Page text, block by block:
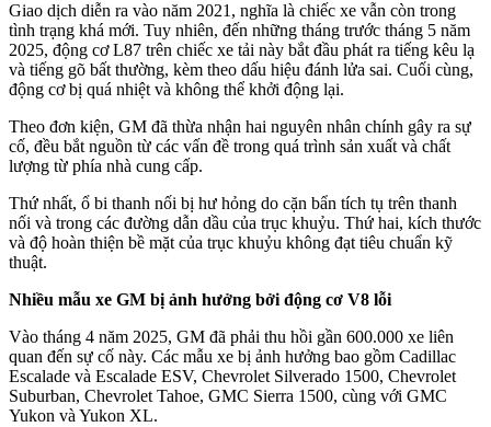
Giao dịch diễn ra vào năm 2021, nghĩa là chiếc xe vẫn còn trong
tình trạng khá mới. Tuy nhiên, đến những tháng trước tháng 5 năm
2025, động cơ L87 trên chiếc xe tải này bắt đầu phát ra tiếng kêu lạ
và tiếng gõ bất thường, kèm theo dấu hiệu đánh lửa sai. Cuối cùng,
động cơ bị quá nhiệt và không thể khởi động lại.
Theo đơn kiện, GM đã thừa nhận hai nguyên nhân chính gây ra sự
cố, đều bắt nguồn từ các vấn đề trong quá trình sản xuất và chất
lượng từ phía nhà cung cấp.
Thứ nhất, ổ bi thanh nối bị hư hỏng do cặn bẩn tích tụ trên thanh
nối và trong các đường dẫn dầu của trục khuỷu. Thứ hai, kích thước
và độ hoàn thiện bề mặt của trục khuỷu không đạt tiêu chuẩn kỹ
thuật.
Nhiều mẫu xe GM bị ảnh hưởng bởi động cơ V8 lỗi
Vào tháng 4 năm 2025, GM đã phải thu hồi gần 600.000 xe liên
quan đến sự cố này. Các mẫu xe bị ảnh hưởng bao gồm Cadillac
Escalade và Escalade ESV, Chevrolet Silverado 1500, Chevrolet
Suburban, Chevrolet Tahoe, GMC Sierra 1500, cùng với GMC
Yukon và Yukon XL.